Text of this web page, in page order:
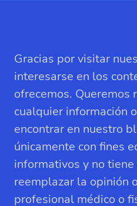
Gracias por visitar
interesarse en los
ofrecemos. Queremos
cualquier información
encontrar en nuestro
únicamente con fines
informativos y no
reemplazar la opinión
profesional médico o